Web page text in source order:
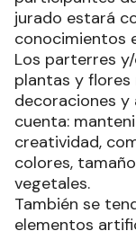
jurado estará
conocimientos
Los parterres
plantas y
decoraciones y
cuenta:
creatividad,
colores,
vegetales.
También se
elementos